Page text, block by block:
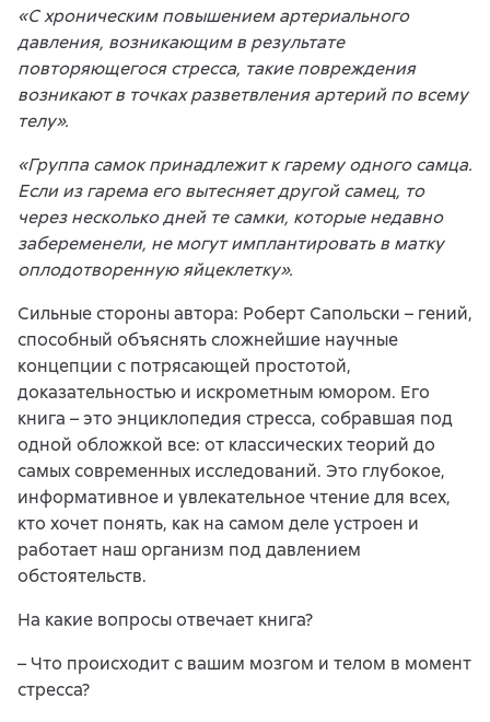
«С хроническим повышением артериального
давления, возникающим в результате
повторяющегося стресса, такие повреждения
возникают в точках разветвления артерий по всему
телу».
«Группа самок принадлежит к гарему одного самца.
Если из гарема его вытесняет другой самец, то
через несколько дней те самки, которые недавно
забеременели, не могут имплантировать в матку
оплодотворенную яйцеклетку».
Сильные стороны автора: Роберт Сапольски – гений,
способный объяснять сложнейшие научные
концепции с потрясающей простотой,
доказательностью и искрометным юмором. Его
книга – это энциклопедия стресса, собравшая под
одной обложкой все: от классических теорий до
самых современных исследований. Это глубокое,
информативное и увлекательное чтение для всех,
кто хочет понять, как на самом деле устроен и
работает наш организм под давлением
обстоятельств.
На какие вопросы отвечает книга?
– Что происходит с вашим мозгом и телом в момент
стресса?